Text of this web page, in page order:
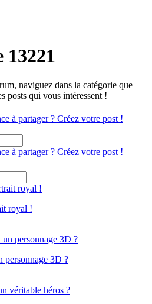
13221
naviguez dans la catégorie que
posts qui vous intéressent !
à partager ? Créez votre post !
à partager ? Créez votre post !
royal !
personnage 3D ?